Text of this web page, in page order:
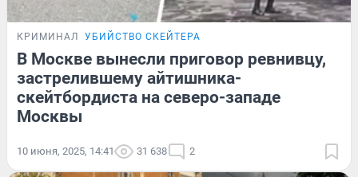
КРИМИНАЛ УБИЙСТВО СКЕЙТЕРА
В Москве вынесли приговор ревнивцу,
застрелившему айтишника-
скейтбордиста на северо-западе
Москвы
10 июня, 2025, 14:41 31 638 2